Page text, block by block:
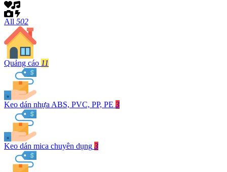
All 502
Quảng cáo 11
Keo dán nhựa ABS, PVC, PP, PE 3
Keo dán mica chuyên dụng 3